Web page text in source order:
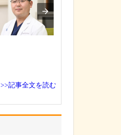
>>記事全文を読む